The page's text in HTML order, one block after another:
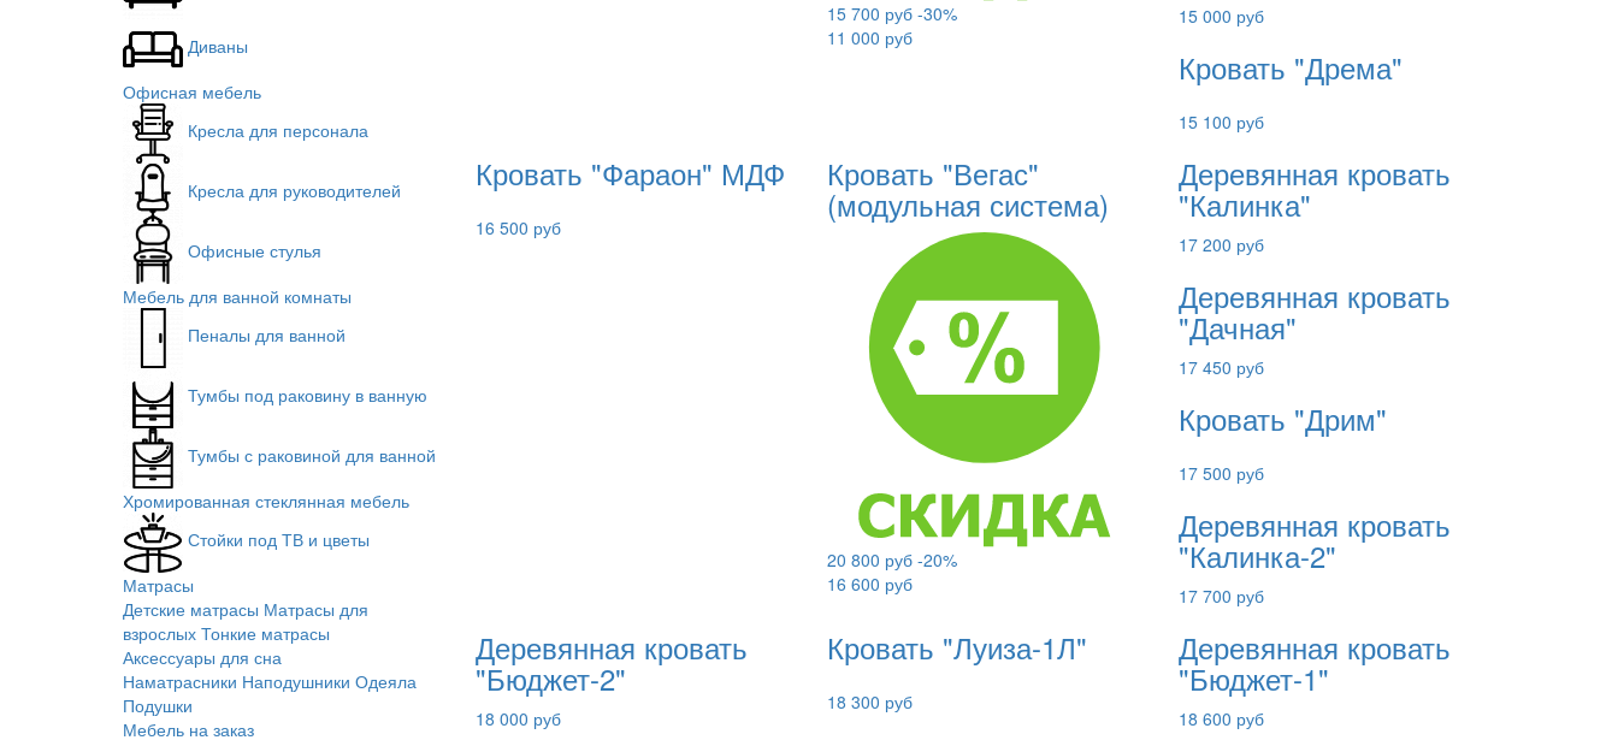
Диваны
Офисная мебель
Кресла для персонала
Кресла для руководителей
Офисные стулья
Мебель для ванной комнаты
Пеналы для ванной
Тумбы под раковину в ванную
Тумбы с раковиной для ванной
Хромированная стеклянная мебель
Стойки под ТВ и цветы
Матрасы
Детские матрасы Матрасы для
взрослых Тонкие матрасы
Аксессуары для сна
Наматрасники Наподушники Одеяла
Подушки
Мебель на заказ
15 700 руб-30%
11 000 руб
15 000 руб
Кровать "Дрема"
15 100 руб
Кровать "Фараон" МДФ
16 500 руб
Кровать "Вегас"
(модульная система)
20 800 руб-20%
16 600 руб
Деревянная кровать
"Калинка"
17 200 руб
Деревянная кровать
"Дачная"
17 450 руб
Кровать "Дрим"
17 500 руб
Деревянная кровать
"Калинка-2"
17 700 руб
Деревянная кровать
"Бюджет-2"
18 000 руб
Кровать "Луиза-1Л"
18 300 руб
Деревянная кровать
"Бюджет-1"
18 600 руб